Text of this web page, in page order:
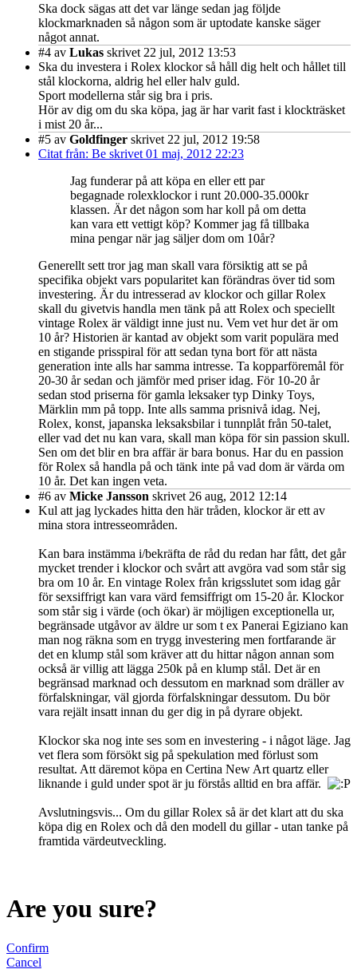
Ska dock sägas att det var länge sedan jag följde
klockmarknaden så någon som är uptodate kanske säger
något annat.
#4 av Lukas skrivet 22 jul, 2012 13:53
Ska du investera i Rolex klockor så håll dig helt och hållet till
stål klockorna, aldrig hel eller halv guld.
Sport modellerna står sig bra i pris.
Hör av dig om du ska köpa, jag är har varit fast i klockträsket
i mist 20 år...
#5 av Goldfinger skrivet 22 jul, 2012 19:58
Citat från: Be skrivet 01 maj, 2012 22:23
Jag funderar på att köpa en eller ett par
begagnade rolexklockor i runt 20.000-35.000kr
klassen. Är det någon som har koll på om detta
kan vara ett vettigt köp? Kommer jag få tillbaka
mina pengar när jag säljer dom om 10år?
Generellt sett tror jag man skall vara försiktig att se på
specifika objekt vars popularitet kan förändras över tid som
investering. Är du intresserad av klockor och gillar Rolex
skall du givetvis handla men tänk på att Rolex och speciellt
vintage Rolex är väldigt inne just nu. Vem vet hur det är om
10 år? Historien är kantad av objekt som varit populära med
en stigande prisspiral för att sedan tyna bort för att nästa
generation inte alls har samma intresse. Ta kopparföremål för
20-30 år sedan och jämför med priser idag. För 10-20 år
sedan stod priserna för gamla leksaker typ Dinky Toys,
Märklin mm på topp. Inte alls samma prisnivå idag. Nej,
Rolex, konst, japanska leksaksbilar i tunnplåt från 50-talet,
eller vad det nu kan vara, skall man köpa för sin passion skull.
Sen om det blir en bra affär är bara bonus. Har du en passion
för Rolex så handla på och tänk inte på vad dom är värda om
10 år. Det kan ingen veta.
#6 av Micke Jansson skrivet 26 aug, 2012 12:14
Kul att jag lyckades hitta den här tråden, klockor är ett av
mina stora intresseområden.
Kan bara instämma i/bekräfta de råd du redan har fått, det går
mycket trender i klockor och svårt att avgöra vad som står sig
bra om 10 år. En vintage Rolex från krigsslutet som idag går
för sexsiffrigt kan vara värd femsiffrigt om 15-20 år. Klockor
som står sig i värde (och ökar) är möjligen exceptionella ur,
begränsade utgåvor av äldre ur som t ex Panerai Egiziano kan
man nog räkna som en trygg investering men fortfarande är
det en klump stål som kräver att du hittar någon annan som
också är villig att lägga 250k på en klump stål. Det är en
begränsad marknad och dessutom en marknad som dräller av
förfalskningar, väl gjorda förfalskningar dessutom. Du bör
vara rejält insatt innan du ger dig in på dyrare objekt.
Klockor ska nog inte ses som en investering - i något läge. Jag
vet flera som försökt sig på spekulation med förlust som
resultat. Att däremot köpa en Certina New Art quartz eller
liknande i guld under spot är ju förstås alltid en bra affär.
Avslutningsvis... Om du gillar Rolex så är det klart att du ska
köpa dig en Rolex och då den modell du gillar - utan tanke på
framtida värdeutveckling.
Are you sure?
Confirm
Cancel